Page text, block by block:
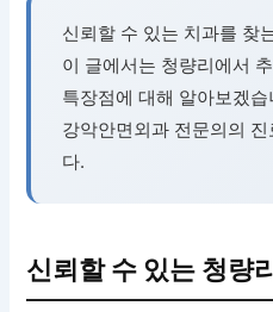
신뢰할 수 있는 치과를 찾
이 글에서는 청량리에서
특장점에 대해 알아보겠
강악안면외과 전문의의
다.
신뢰할 수 있는 청량